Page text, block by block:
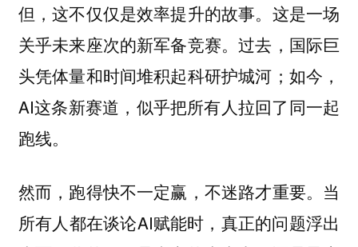
但，这不仅仅是效率提升的故事。这是一场
关乎未来座次的新军备竞赛。过去，国际巨
头凭体量和时间堆积起科研护城河；如今，
AI这条新赛道，似乎把所有人拉回了同一起
跑线。
然而，跑得快不一定赢，不迷路才重要。当
所有人都在谈论AI赋能时，真正的问题浮出